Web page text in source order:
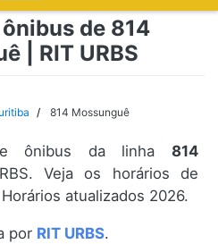
de 814
| RIT URBS
814 Mossunguê
ônibus da linha 814
Veja os horários de
atualizados 2026.
por RIT URBS.